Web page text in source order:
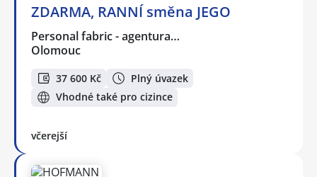
ZDARMA, RANNÍ směna JEGO
Personal fabric - agentura…
Olomouc
37 600 Kč
Plný úvazek
Vhodné také pro cizince
včerejší